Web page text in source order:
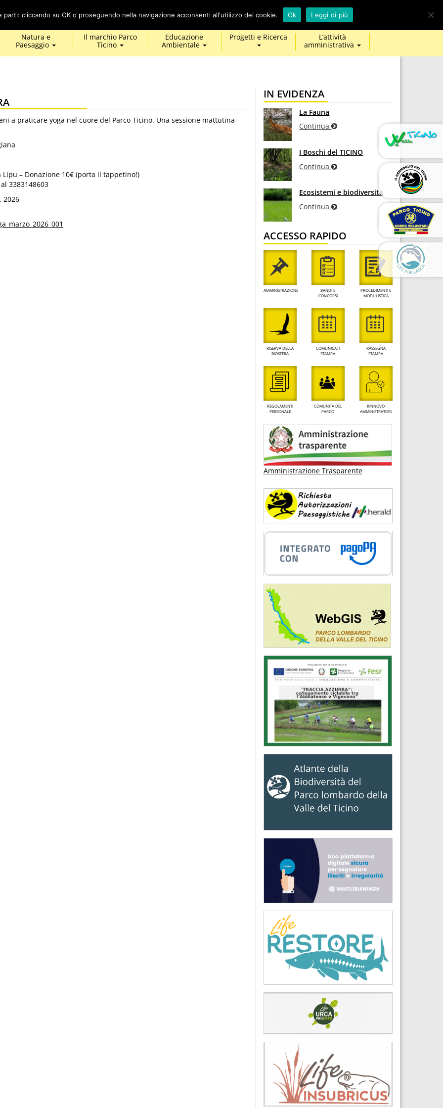
Cerca
map-
marker
calendar
Natura e
Paesaggio
Il marchio Parco
Ticino
Educazione
Ambientale
Progetti e Ricerca
L’attività
amministrativa
a praticare yoga nel cuore del Parco Ticino. Una sessione mattutina
Lipu – Donazione 10€ (porta il tappetino!)
3383148603
2026
IN EVIDENZA
La Fauna
Continua
I Boschi del TICINO
Continua
Ecosistemi e biodiversità
Continua
ACCESSO RAPIDO
AMMINISTRAZIONE
BANDI E
CONCORSI
PROCEDIMENTI E
MODULISTICA
RISERVA DELLA
BIOSFERA
COMUNICATI
STAMPA
RASSEGNA
STAMPA
REGOLAMENTI
PERSONALE
COMUNITÀ DEL
PARCO
RINNOVO
AMMINISTRATORI
Amministrazione Trasparente
cliccando su OK o proseguendo nella navigazione acconsenti all'utilizzo dei cookie. Ok Leggi di più